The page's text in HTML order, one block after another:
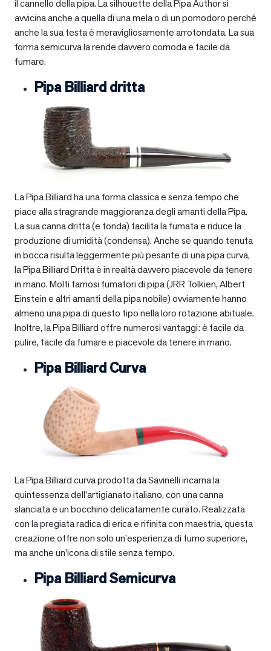
il cannello della pipa. La silhouette della Pipa Author si
avvicina anche a quella di una mela o di un pomodoro perché
anche la sua testa è meravigliosamente arrotondata. La sua
forma semicurva la rende davvero comoda e facile da
fumare.
Pipa Billiard dritta
La Pipa Billiard ha una forma classica e senza tempo che
piace alla stragrande maggioranza degli amanti della Pipa.
La sua canna dritta (e tonda) facilita la fumata e riduce la
produzione di umidità (condensa). Anche se quando tenuta
in bocca risulta leggermente più pesante di una pipa curva,
la Pipa Billiard Dritta è in realtà davvero piacevole da tenere
in mano. Molti famosi fumatori di pipa (JRR Tolkien, Albert
Einstein e altri amanti della pipa nobile) ovviamente hanno
almeno una pipa di questo tipo nella loro rotazione abituale.
Inoltre, la Pipa Billiard offre numerosi vantaggi: è facile da
pulire, facile da fumare e piacevole da tenere in mano.
Pipa Billiard Curva
La Pipa Billiard curva prodotta da Savinelli incarna la
quintessenza dell’artigianato italiano, con una canna
slanciata e un bocchino delicatamente curato. Realizzata
con la pregiata radica di erica e rifinita con maestria, questa
creazione offre non solo un’esperienza di fumo superiore,
ma anche un’icona di stile senza tempo.
Pipa Billiard Semicurva